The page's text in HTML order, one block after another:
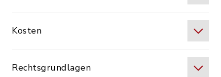
Kosten
Rechtsgrundlagen